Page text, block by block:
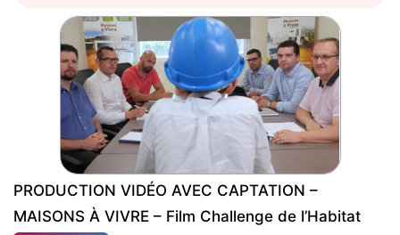
PRODUCTION VIDÉO AVEC CAPTATION –
MAISONS À VIVRE – Film Challenge de l’Habitat